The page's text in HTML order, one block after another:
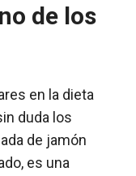
de los
en la dieta
duda los
de jamón
es una